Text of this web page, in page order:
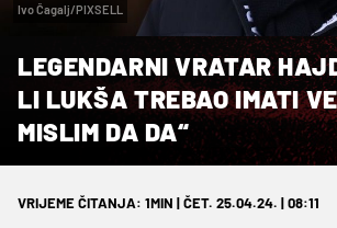
Ivo Čagalj/PIXSELL
LEGENDARNI VRATAR
LI LUKŠA TREBAO IMATI
MISLIM DA DA“
VRIJEME ČITANJA: 1MIN | ČET. 25.04.24. | 08:11